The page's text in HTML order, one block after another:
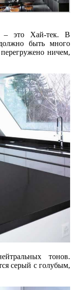
– это Хай-тек. В
быть много
ничем,
тонов.
серый с голубым,